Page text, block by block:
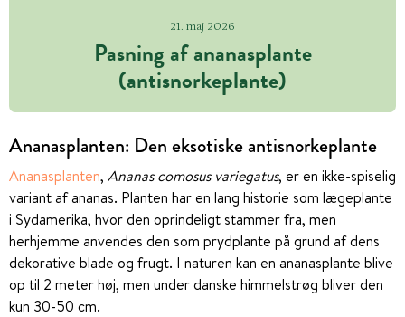
21. maj 2026
Pasning af ananasplante
(antisnorkeplante)
Ananasplanten: Den eksotiske antisnorkeplante
Ananasplanten, Ananas comosus variegatus, er en ikke-spiselig
variant af ananas. Planten har en lang historie som lægeplante
i Sydamerika, hvor den oprindeligt stammer fra, men
herhjemme anvendes den som prydplante på grund af dens
dekorative blade og frugt. I naturen kan en ananasplante blive
op til 2 meter høj, men under danske himmelstrøg bliver den
kun 30-50 cm.